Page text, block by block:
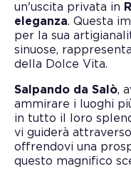
un'uscita privata in
eleganza. Questa
per la sua
sinuose,
della Dolce Vita.
Salpando da Salò,
ammirare i luoghi
in tutto il loro
vi guiderà
offrendovi una
questo magnifico